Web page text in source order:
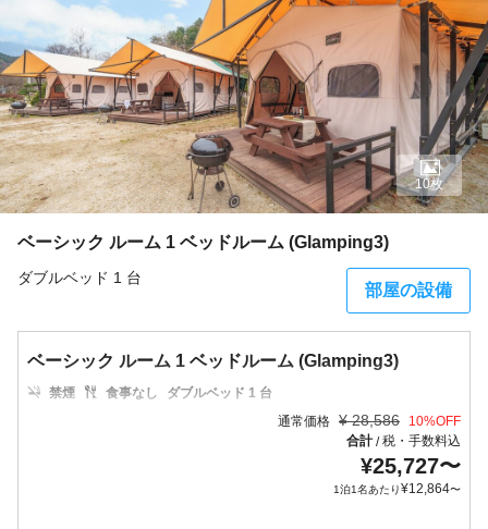
ベーシック ルーム 1 ベッドルーム (Glamping3)
ダブルベッド 1 台
部屋の設備
10枚
ベーシック ルーム 1 ベッドルーム (Glamping3)
禁煙 食事なし
ダブルベッド 1 台
通常価格 ¥ 28,586 10%OFF
合計/税・手数料込
¥25,727〜
1泊1名あたり¥12,864〜